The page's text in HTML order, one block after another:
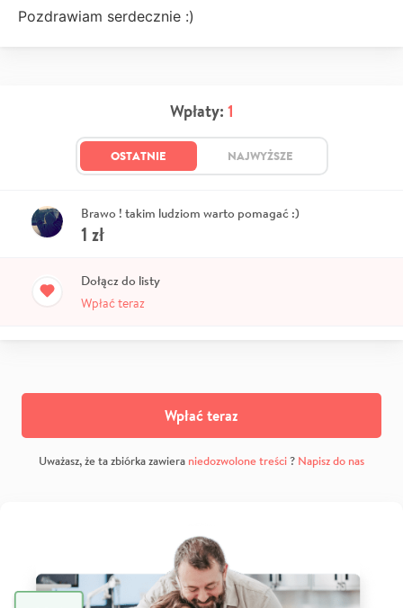
Pozdrawiam serdecznie :)
Wpłaty: 1
OSTATNIE NAJWYŻSZE
Brawo ! takim ludziom warto pomagać :)
1 zł
Dołącz do listy
Wpłać teraz
Wpłać teraz
Uważasz, że ta zbiórka zawiera niedozwolone treści? Napisz do nas